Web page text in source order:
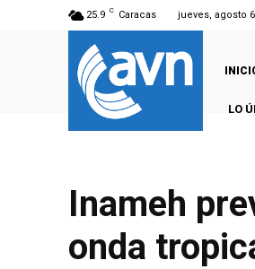
25.9 C Caracas jueves, agosto
LO
Inameh
onda